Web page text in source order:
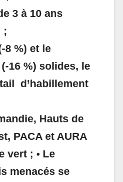
3 à 10 ans
;
8 %) et le
16 %) solides, le
d’habillement
Hauts de
PACA et AURA
vert ; • Le
menacés se